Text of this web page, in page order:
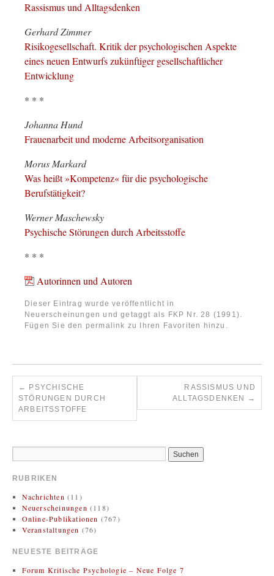
Rassismus und Alltagsdenken
Gerhard Zimmer
Risikogesellschaft. Kritik der psychologischen Aspekte
eines neuen Entwurfs zukünftiger gesellschaftlicher
Entwicklung
* * *
Johanna Hund
Frauenarbeit und moderne Arbeitsorganisation
Morus Markard
Was heißt »Kompetenz« für die psychologische
Berufstätigkeit?
Werner Maschewsky
Psychische Störungen durch Arbeitsstoffe
* * *
Autorinnen und Autoren
Dieser Eintrag wurde veröffentlicht in
Neuerscheinungen und getaggt als FKP Nr. 28 (1991).
Fügen Sie den permalink zu Ihren Favoriten hinzu.
←
PSYCHISCHE
STÖRUNGEN DURCH
ARBEITSSTOFFE
RASSISMUS UND
ALLTAGSDENKEN
→
RUBRIKEN
Nachrichten (11)
Neuerscheinungen (118)
Online-Publikationen (767)
Veranstaltungen (76)
NEUESTE BEITRÄGE
Forum Kritische Psychologie – Neue Folge 7